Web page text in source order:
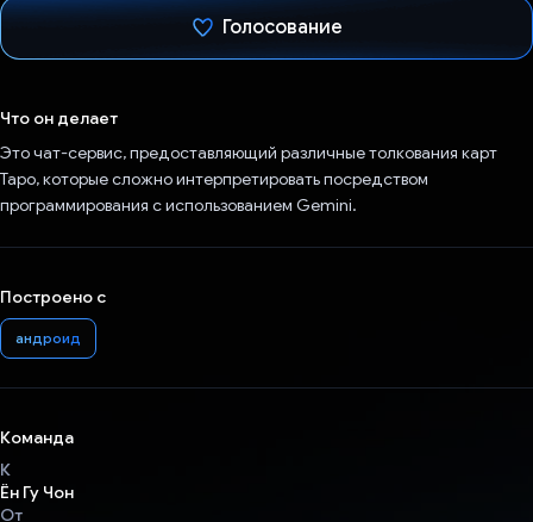
Голосование
Что он делает
Это чат-сервис, предоставляющий различные толкования карт
Таро, которые сложно интерпретировать посредством
программирования с использованием Gemini.
Построено с
андроид
Команда
К
Ён Гу Чон
От